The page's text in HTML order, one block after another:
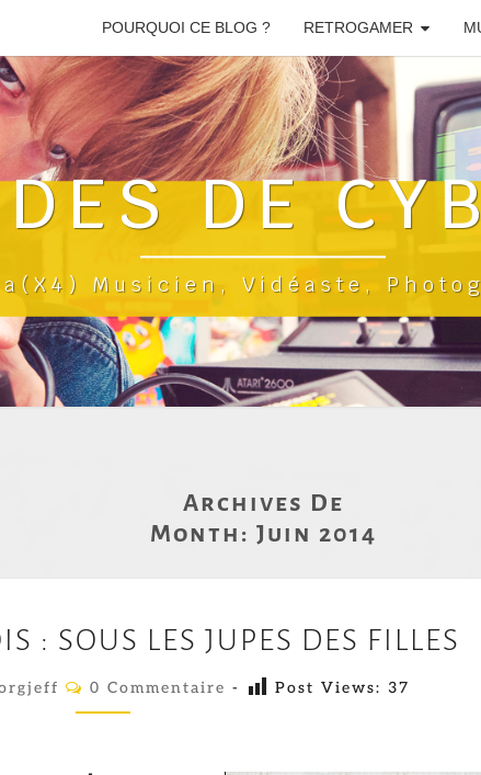
POURQUOI CE BLOG ? RETROGAMER
DE
Musicien, Vidéaste,
Archives De
Month: Juin 2014
E
S
F
: SOUS LES JUPES DES FILLES
C
M
N
0 Commentaire - Post Views: 37